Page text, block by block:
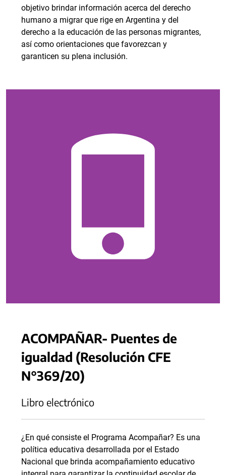
objetivo brindar información acerca del derecho
humano a migrar que rige en Argentina y del
derecho a la educación de las personas migrantes,
así como orientaciones que favorezcan y
garanticen su plena inclusión.
ACOMPAÑAR- Puentes de
igualdad (Resolución CFE
N°369/20)
Libro electrónico
¿En qué consiste el Programa Acompañar? Es una
política educativa desarrollada por el Estado
Nacional que brinda acompañamiento educativo